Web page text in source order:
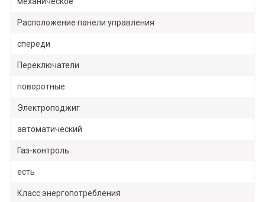
Расположение панели управления
спереди
Переключатели
поворотные
Электроподжиг
автоматический
Газ-контроль
есть
Класс энергопотребления